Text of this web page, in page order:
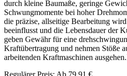
durch kleine Baumaße, geringe
Schwungmomente bei hoher
die präzise, allseitige Bearbeitung
beeinflusst und die Lebensdauer der
geben Gewähr für eine
Kraftübertragung und nehmen Stöße
arbeitenden Kraftmaschinen
Regulärer Preis: Ab 79,91 €